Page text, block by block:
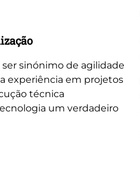
sinónimo de agilidade
experiência em projetos
técnica
um verdadeiro